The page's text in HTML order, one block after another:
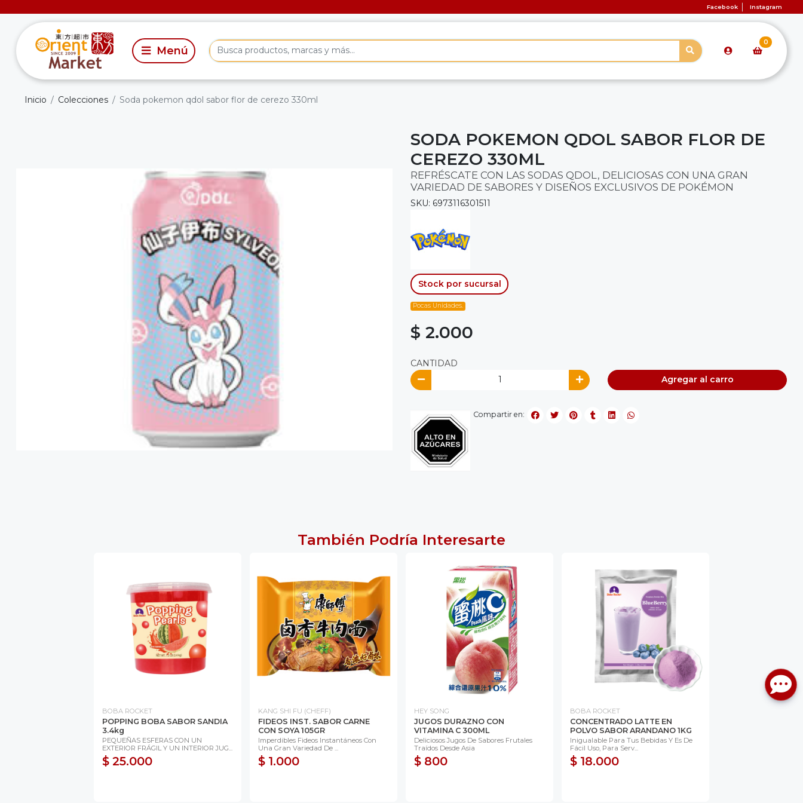
Facebook Instagram
0
Inicio Colecciones Soda pokemon qdol sabor flor de cerezo 330ml
SODA POKEMON QDOL SABOR FLOR DE
CEREZO 330ML
REFRÉSCATE CON LAS SODAS QDOL, DELICIOSAS CON UNA GRAN
VARIEDAD DE SABORES Y DISEÑOS EXCLUSIVOS DE POKÉMON
SKU: 6973116301511
Stock por sucursal
Pocas Unidades.
$ 2.000
CANTIDAD
Agregar al carro
Compartir en:
También Podría Interesarte
BOBA ROCKET
POPPING BOBA SABOR SANDIA
3.4kg
PEQUEÑAS ESFERAS CON UN
EXTERIOR FRÁGIL Y UN INTERIOR JUG...
$ 25.000
KANG SHI FU (CHEFF)
FIDEOS INST. SABOR CARNE
CON SOYA 105GR
Imperdibles Fideos Instantáneos Con
Una Gran Variedad De ...
$ 1.000
HEY SONG
JUGOS DURAZNO CON
VITAMINA C 300ML
Deliciosos Jugos De Sabores Frutales
Traídos Desde Asia
$ 800
BOBA ROCKET
CONCENTRADO LATTE EN
POLVO SABOR ARANDANO 1KG
Inigualable Para Tus Bebidas Y Es De
Fácil Uso, Para Serv...
$ 18.000